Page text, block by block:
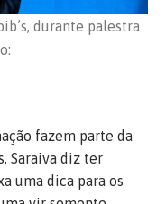
durante palestra
fazem parte da
Saraiva diz ter
uma dica para os